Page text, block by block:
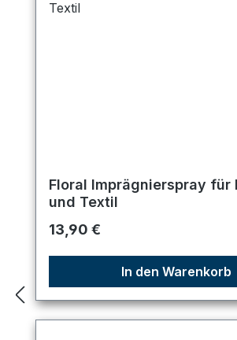
Floral Imprägnierspray für
und Textil
Regulärer Preis:
13,90 €
In den Warenkorb